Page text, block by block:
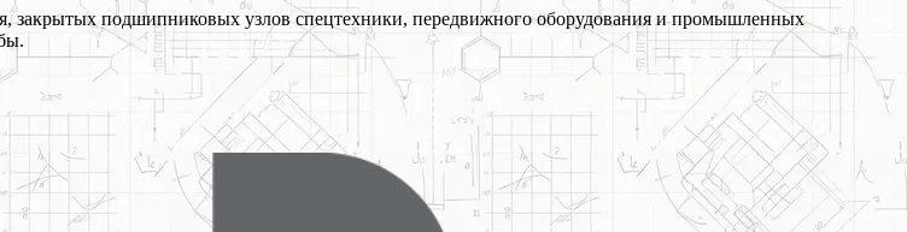
закрытых подшипниковых узлов спецтехники, передвижного оборудования и промышленных